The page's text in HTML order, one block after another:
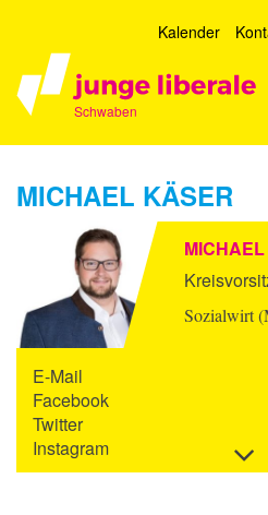
Schwaben
Kalender
MICHAEL KÄSER
Sozialwirt
E-Mail
Facebook
Twitter
Instagram